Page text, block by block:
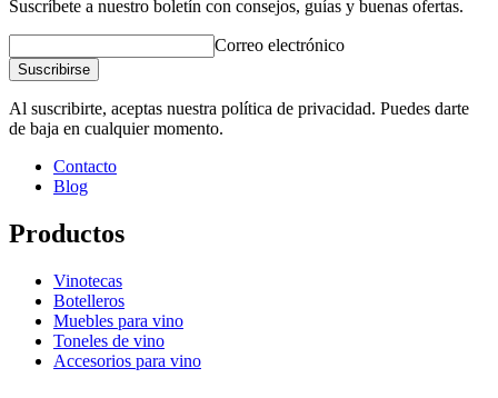
Suscríbete a nuestro boletín con consejos, guías y buenas ofertas.
Correo electrónico
Suscribirse
Al suscribirte, aceptas nuestra política de privacidad. Puedes darte
de baja en cualquier momento.
Contacto
Blog
Productos
Vinotecas
Botelleros
Muebles para vino
Toneles de vino
Accesorios para vino